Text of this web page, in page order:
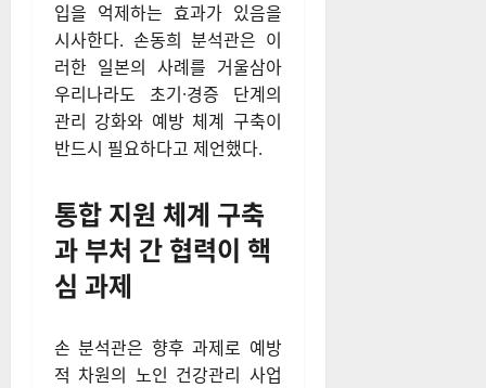
입을 억제하는 효과가 있음을
시사한다. 손동희 분석관은 이
러한 일본의 사례를 거울삼아
우리나라도 초기·경증 단계의
관리 강화와 예방 체계 구축이
반드시 필요하다고 제언했다.
통합 지원 체계 구축
과 부처 간 협력이 핵
심 과제
손 분석관은 향후 과제로 예방
적 차원의 노인 건강관리 사업